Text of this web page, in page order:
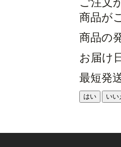
商品が
商品の
お届け
最短発
はい いい